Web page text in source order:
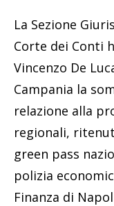
La Sezione
Corte dei Conti
Vincenzo De
Campania la
relazione alla
regionali,
green pass
polizia
Finanza di